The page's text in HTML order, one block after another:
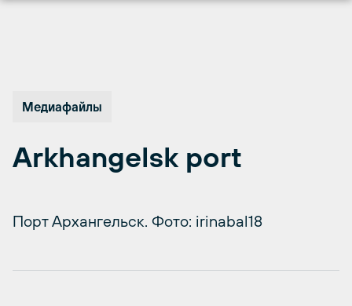
Медиафайлы
Arkhangelsk port
Порт Архангельск. Фото: irinabal18